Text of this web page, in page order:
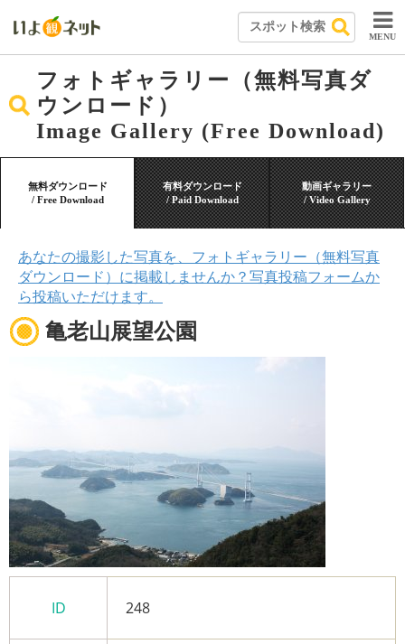
MENU
フォトギャラリー（無料写真ダ
ウンロード）
Image Gallery (Free Download)
無料ダウンロード
/ Free Download
有料ダウンロード
/ Paid Download
動画ギャラリー
/ Video Gallery
あなたの撮影した写真を、フォトギャラリー（無料写真
ダウンロード）に掲載しませんか？写真投稿フォームか
ら投稿いただけます。
亀老山展望公園
ID 248